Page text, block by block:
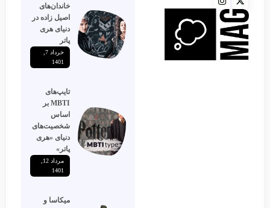
خاندان‌های
اصیل زاده‌ در
دنیای هری
پاتر
1401
تایپ‌های
MBTI بر
اساس
شخصیت‌های
دنیای «هری
پاتر»
1401
میکاسا و